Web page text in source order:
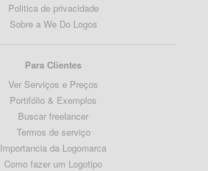
Politica de privacidade
Sobre a We Do Logos
Para Clientes
Ver Serviços e Preços
Portifólio & Exemplos
Buscar freelancer
Termos de serviço
Importancia da Logomarca
Como fazer um Logotipo